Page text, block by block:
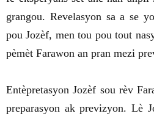
grangou. Revelasyon sa a se
pou Jozèf, men tou pou tout
pèmèt Farawon an pran mezi
Entèpretasyon Jozèf sou rèv
preparasyon ak previzyon. Lè